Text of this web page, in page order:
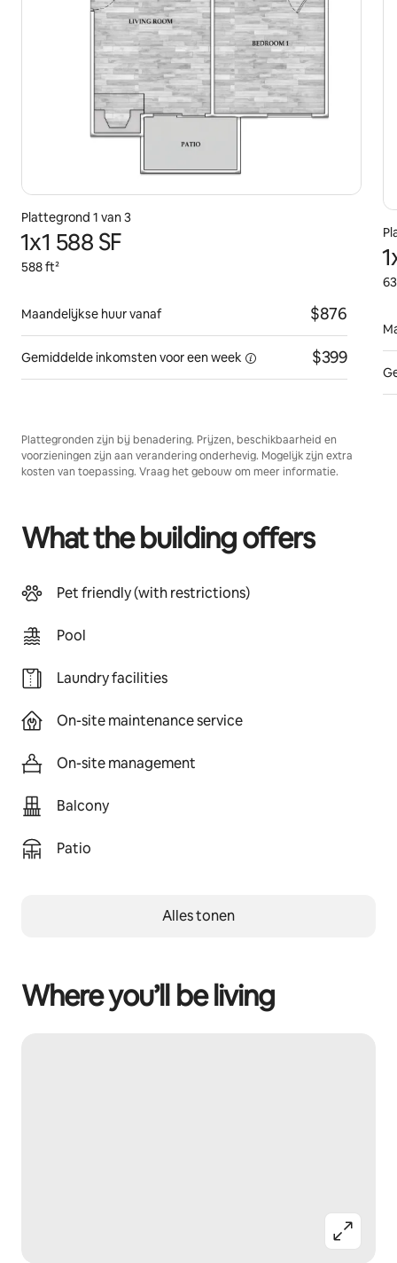
Plattegrond 1 van 3
1x1 588 SF
588 ft²
Maandelijkse huur vanaf $876
Gemiddelde inkomsten vooreen week $399
Plattegronden zijn bij benadering. Prijzen, beschikbaarheid en
voorzieningen zijn aan verandering onderhevig. Mogelijk zijn extra
kosten van toepassing. Vraag het gebouw om meer informatie.
What the building offers
Pet friendly (with restrictions)
Pool
Laundry facilities
On-site maintenance service
On-site management
Balcony
Patio
Alles tonen
Where you’ll be living